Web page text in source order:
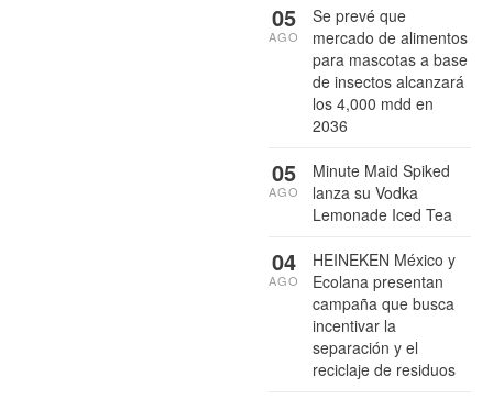
Se prevé que
mercado de alimentos
para mascotas a base
de insectos alcanzará
los 4,000 mdd en
2036
05
AGO
Minute Maid Spiked
lanza su Vodka
Lemonade Iced Tea
05
AGO
HEINEKEN México y
Ecolana presentan
campaña que busca
incentivar la
separación y el
reciclaje de residuos
04
AGO